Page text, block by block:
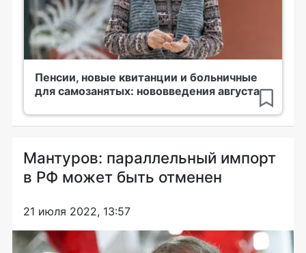
Пенсии, новые квитанции и больничные
для самозанятых: нововведения августа
Мантуров: параллельный импорт
в РФ может быть отменен
21 июля 2022, 13:57